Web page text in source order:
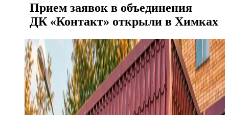
Прием заявок в объединения
ДК «Контакт» открыли в Химках